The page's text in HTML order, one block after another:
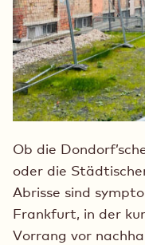
Ob die
oder die
Abrisse sind
Frankfurt, in der
Vorrang vor